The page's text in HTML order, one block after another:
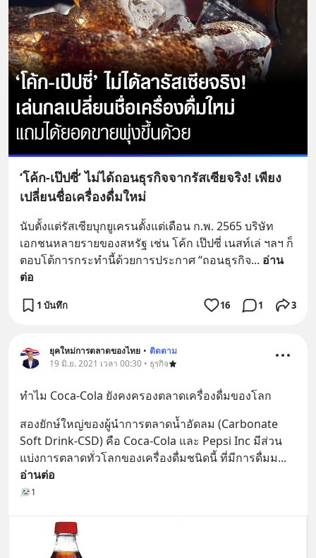
‘โค้ก-เป๊ปซี่’ ไม่ได้ถอนธุรกิจจากรัสเซียจริง! เพียง
เปลี่ยนชื่อเครื่องดื่มใหม่
นับตั้งแต่รัสเซียบุกยูเครนตั้งแต่เดือน ก.พ. 2565 บริษัท
เอกชนหลายรายของสหรัฐ เช่น โค้ก เป๊ปซี่ เนสท์เล่ ฯลฯ ก็
ตอบโต้การกระทำนี้ด้วยการประกาศ “ถอนธุรกิจ... อ่าน
ต่อ
1 บันทึก 16 1 3
ยุคใหม่การตลาดของไทย • ติดตาม
19 มิ.ย. 2021 เวลา 00:30 • ธุรกิจ
ทําไม Coca-Cola ยังคงครองตลาดเครื่องดื่มของโลก
สองยักษ์ใหญ่ของผู้นำการตลาดน้ำอัดลม (Carbonate
Soft Drink-CSD) คือ Coca-Cola และ Pepsi Inc มีส่วน
แบ่งการตลาดทั่วโลกของเครื่องดื่มชนิดนี้ ที่มีการดื่มม
อ่านต่อ
1